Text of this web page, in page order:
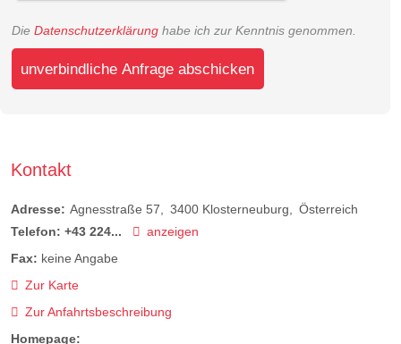
Die Datenschutzerklärung habe ich zur Kenntnis genommen.
unverbindliche Anfrage abschicken
Kontakt
Adresse: Agnesstraße 57 3400 Klosterneuburg
Österreich
Telefon: +43 224...
anzeigen
Fax: keine Angabe
Zur Karte
Zur Anfahrtsbeschreibung
Homepage: